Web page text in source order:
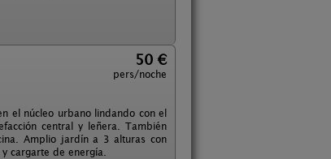
50 €
pers/noche
el núcleo urbano lindando con el
central y leñera. También
Amplio jardín a 3 alturas con
cargarte de energía.